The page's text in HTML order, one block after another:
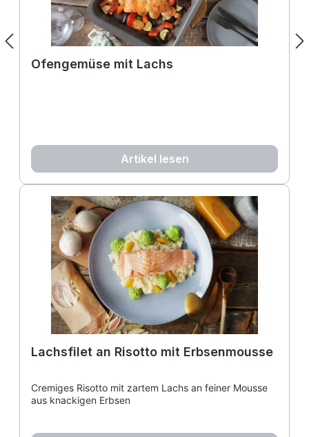
Ofengemüse mit Lachs
Artikel lesen
Lachsfilet an Risotto mit Erbsenmousse
Cremiges Risotto mit zartem Lachs an feiner Mousse
aus knackigen Erbsen